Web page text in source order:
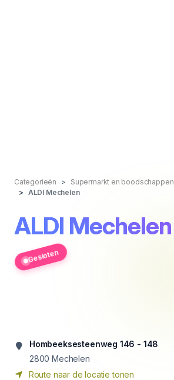
Categorieën Supermarkt en boodschappen
ALDI Mechelen
ALDI Mechelen
Gesloten
Hombeeksesteenweg 146 - 148
2800 Mechelen
Route naar de locatie tonen